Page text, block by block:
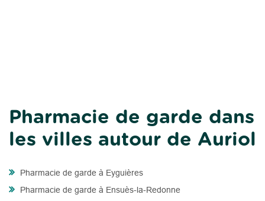
Pharmacie de garde dans
les villes autour de Auriol
Pharmacie de garde à Eyguières
Pharmacie de garde à Ensuès-la-Redonne